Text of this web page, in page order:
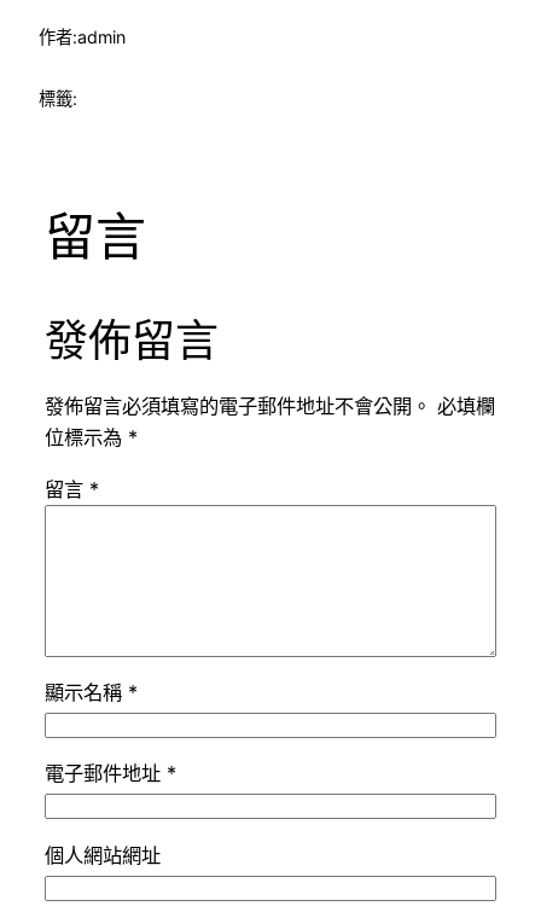
作者:admin
標籤:
留言
發佈留言
發佈留言必須填寫的電子郵件地址不會公開。 必填欄
位標示為 *
留言 *
顯示名稱 *
電子郵件地址 *
個人網站網址